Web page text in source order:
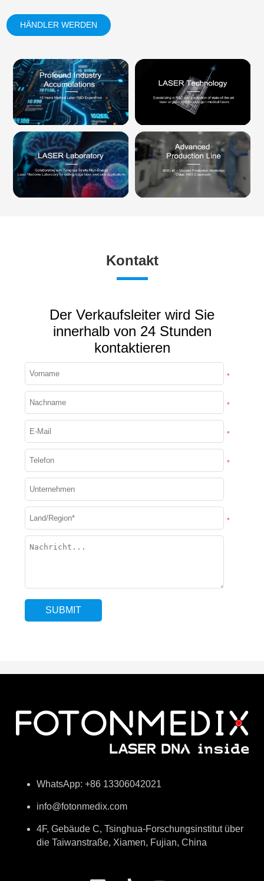
HÄNDLER WERDEN
Kontakt
Der Verkaufsleiter wird Sie
innerhalb von 24 Stunden
kontaktieren
*
*
*
*
*
WhatsApp: +86 13306042021
info@fotonmedix.com
4F, Gebäude C, Tsinghua-Forschungsinstitut über
die Taiwanstraße, Xiamen, Fujian, China